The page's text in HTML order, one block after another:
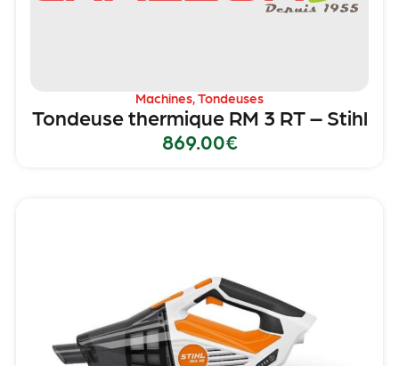
Machines,Tondeuses
Tondeuse thermique RM 3 RT – Stihl
869.00€